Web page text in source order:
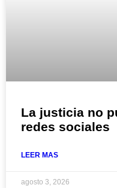
La justicia no
redes sociales
LEER MAS
agosto 3, 2026